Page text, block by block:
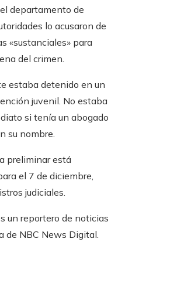
departamento de
lo acusaron de
«sustanciales» para
del crimen.
estaba detenido en un
juvenil. No estaba
si tenía un abogado
su nombre.
preliminar está
el 7 de diciembre,
judiciales.
un reportero de noticias
de NBC News Digital.